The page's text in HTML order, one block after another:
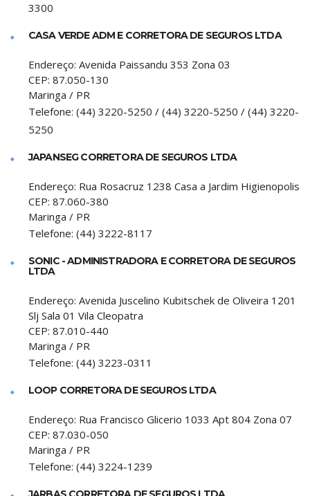
3300
CASA VERDE ADM E CORRETORA DE SEGUROS LTDA
Endereço: Avenida Paissandu 353 Zona 03
CEP: 87.050-130
Maringa / PR
Telefone: (44) 3220-5250 / (44) 3220-5250 / (44) 3220-
5250
JAPANSEG CORRETORA DE SEGUROS LTDA
Endereço: Rua Rosacruz 1238 Casa a Jardim Higienopolis
CEP: 87.060-380
Maringa / PR
Telefone: (44) 3222-8117
SONIC - ADMINISTRADORA E CORRETORA DE SEGUROS
LTDA
Endereço: Avenida Juscelino Kubitschek de Oliveira 1201
Slj Sala 01 Vila Cleopatra
CEP: 87.010-440
Maringa / PR
Telefone: (44) 3223-0311
LOOP CORRETORA DE SEGUROS LTDA
Endereço: Rua Francisco Glicerio 1033 Apt 804 Zona 07
CEP: 87.030-050
Maringa / PR
Telefone: (44) 3224-1239